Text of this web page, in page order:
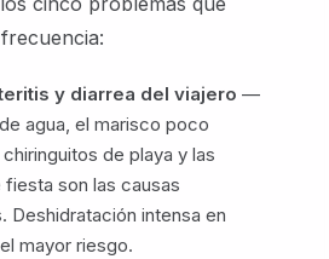
y diarrea del viajero —
agua, el marisco poco
de playa y las
son las causas
Deshidratación intensa en
mayor riesgo.